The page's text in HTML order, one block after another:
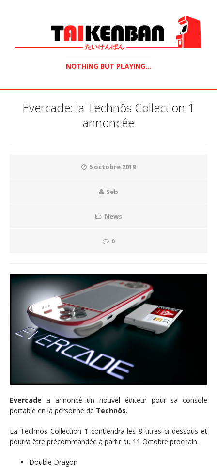
NOTHING BUT PLAYING...
Evercade: la Technōs Collection 1
annoncée
5 octobre 2019
Seb
News
0
Evercade a annoncé un nouvel éditeur pour sa console
portable en la personne de Technōs.
La Technōs Collection 1 contiendra les 8 titres ci dessous et
pourra être précommandée à partir du 11 Octobre prochain.
Double Dragon